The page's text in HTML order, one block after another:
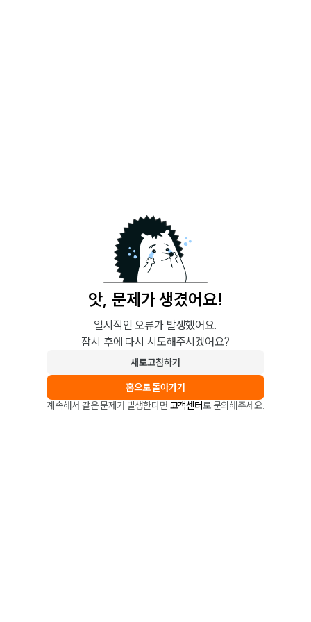
앗, 문제가 생겼어요!
일시적인 오류가 발생했어요.
잠시 후에 다시 시도해주시겠어요?
새로고침하기
홈으로 돌아가기
계속해서 같은 문제가 발생한다면 고객센터로 문의해주세요.